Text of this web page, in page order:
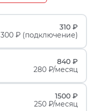
310 ₽
300 ₽ (подключение)
840 ₽
280 ₽/месяц
1500 ₽
250 ₽/месяц